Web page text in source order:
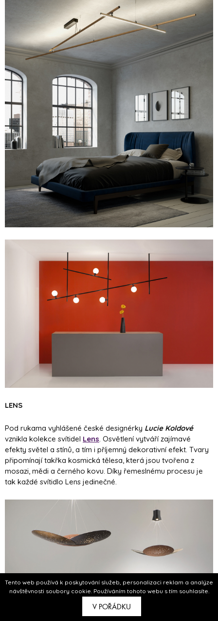
Tento web používá k poskytování služeb, personalizaci reklam a analýze
návštěvnosti soubory cookie. Používáním tohoto webu s tím souhlasíte.
V POŘÁDKU
LENS
Pod rukama vyhlášené české designérky Lucie Koldové
vznikla kolekce svítidel Lens . Osvětlení vytváří zajímavé
efekty světel a stínů, a tím i příjemný dekorativní efekt. Tvary
připomínají takřka kosmická tělesa, která jsou tvořena z
mosazi, mědi a černého kovu. Díky řemeslnému procesu je
tak každé svítidlo Lens jedinečné.